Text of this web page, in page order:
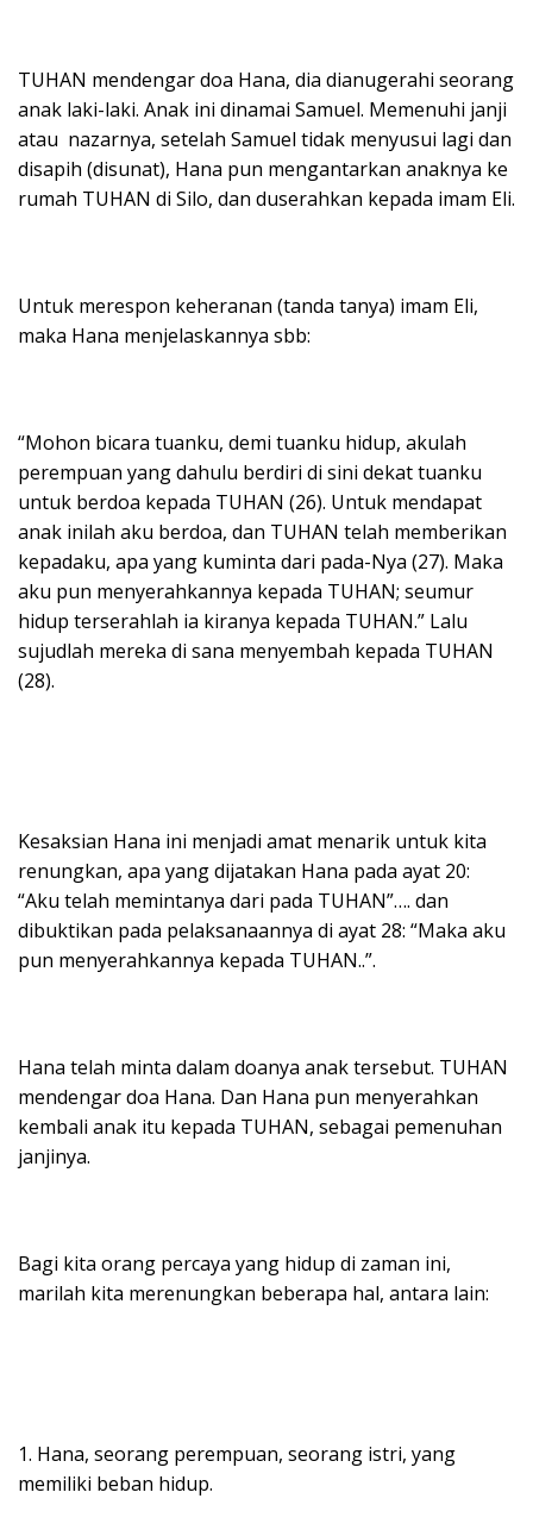
TUHAN mendengar doa Hana, dia dianugerahi seorang
anak laki-laki. Anak ini dinamai Samuel. Memenuhi janji
atau nazarnya, setelah Samuel tidak menyusui lagi dan
disapih (disunat), Hana pun mengantarkan anaknya ke
rumah TUHAN di Silo, dan duserahkan kepada imam Eli.
Untuk merespon keheranan (tanda tanya) imam Eli,
maka Hana menjelaskannya sbb:
“Mohon bicara tuanku, demi tuanku hidup, akulah
perempuan yang dahulu berdiri di sini dekat tuanku
untuk berdoa kepada TUHAN (26). Untuk mendapat
anak inilah aku berdoa, dan TUHAN telah memberikan
kepadaku, apa yang kuminta dari pada-Nya (27). Maka
aku pun menyerahkannya kepada TUHAN; seumur
hidup terserahlah ia kiranya kepada TUHAN.” Lalu
sujudlah mereka di sana menyembah kepada TUHAN
(28).
Kesaksian Hana ini menjadi amat menarik untuk kita
renungkan, apa yang dijatakan Hana pada ayat 20:
“Aku telah memintanya dari pada TUHAN”…. dan
dibuktikan pada pelaksanaannya di ayat 28: “Maka aku
pun menyerahkannya kepada TUHAN..”.
Hana telah minta dalam doanya anak tersebut. TUHAN
mendengar doa Hana. Dan Hana pun menyerahkan
kembali anak itu kepada TUHAN, sebagai pemenuhan
janjinya.
Bagi kita orang percaya yang hidup di zaman ini,
marilah kita merenungkan beberapa hal, antara lain:
1. Hana, seorang perempuan, seorang istri, yang
memiliki beban hidup.